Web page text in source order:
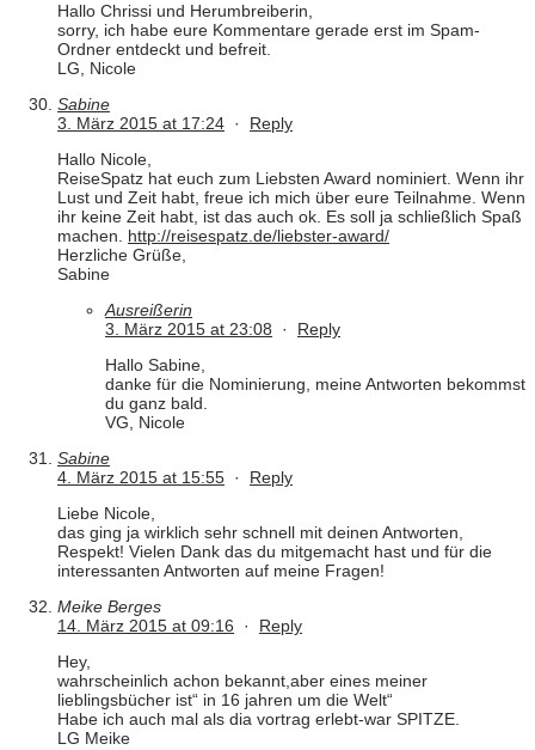
Hallo Chrissi und Herumbreiberin,
sorry, ich habe eure Kommentare gerade erst im Spam-
Ordner entdeckt und befreit.
LG, Nicole
Sabine
3. März 2015 at 17:24 · Reply
Hallo Nicole,
ReiseSpatz hat euch zum Liebsten Award nominiert. Wenn ihr
Lust und Zeit habt, freue ich mich über eure Teilnahme. Wenn
ihr keine Zeit habt, ist das auch ok. Es soll ja schließlich Spaß
machen. http://reisespatz.de/liebster-award/
Herzliche Grüße,
Sabine
Ausreißerin
3. März 2015 at 23:08 · Reply
Hallo Sabine,
danke für die Nominierung, meine Antworten bekommst
du ganz bald.
VG, Nicole
Sabine
4. März 2015 at 15:55 · Reply
Liebe Nicole,
das ging ja wirklich sehr schnell mit deinen Antworten,
Respekt! Vielen Dank das du mitgemacht hast und für die
interessanten Antworten auf meine Fragen!
Meike Berges
14. März 2015 at 09:16 · Reply
Hey,
wahrscheinlich achon bekannt,aber eines meiner
lieblingsbücher ist“ in 16 jahren um die Welt“
Habe ich auch mal als dia vortrag erlebt-war SPITZE.
LG Meike